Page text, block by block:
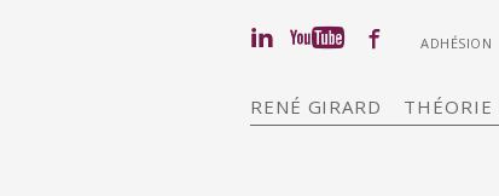
ADHÉSION
RENÉ GIRARD THÉORIE